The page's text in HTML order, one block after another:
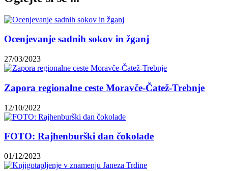
Ocenjevanje sadnih sokov in žganj
27/03/2023
Zapora regionalne ceste Moravče-Čatež-Trebnje
12/10/2022
FOTO: Rajhenburški dan čokolade
01/12/2023